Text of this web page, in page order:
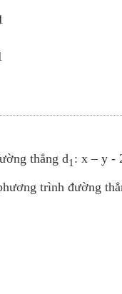
thẳng d1 : x – y -
trình đường